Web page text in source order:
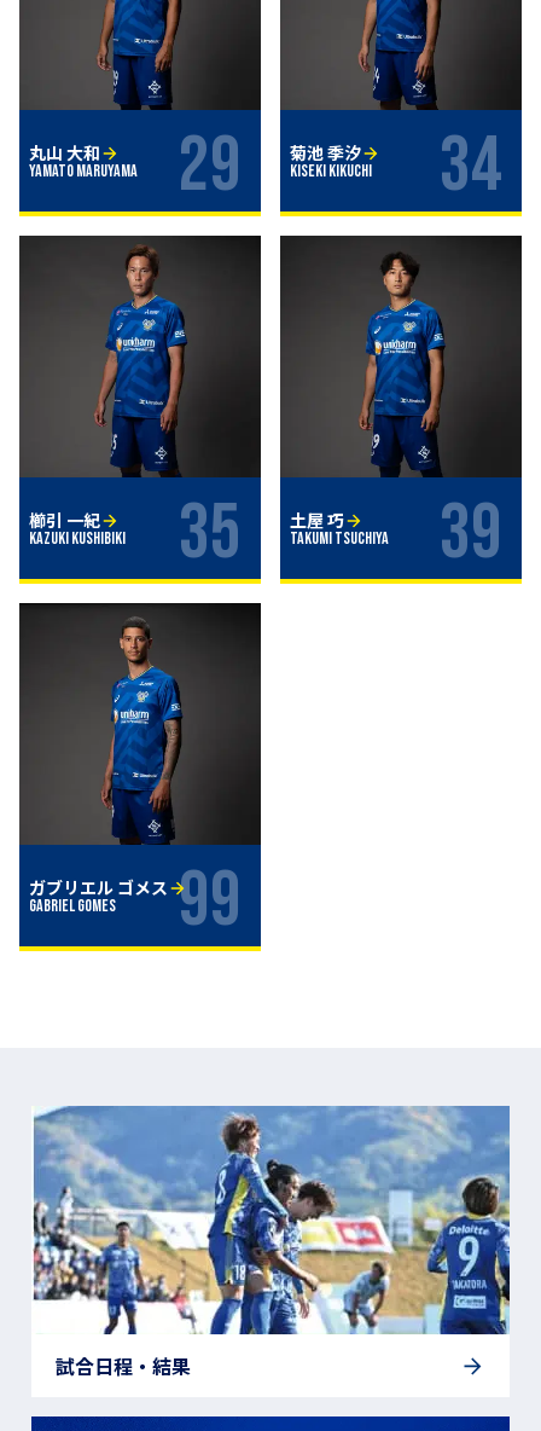
丸山 大和
Yamato Maruyama 29 菊池 季汐
Kiseki KIKUCHI 34
櫛引 一紀
Kazuki Kushibiki 35 土屋 巧
Takumi TSUCHIYA 39
ガブリエル ゴメス
GABRIEL GOMES 99
試合日程・結果